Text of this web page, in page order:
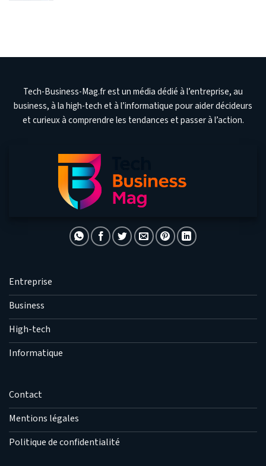
Tech-Business-Mag.fr est un média dédié à l’entreprise, au
business, à la high-tech et à l’informatique pour aider décideurs
et curieux à comprendre les tendances et passer à l’action.
Entreprise
Business
High-tech
Informatique
Contact
Mentions légales
Politique de confidentialité